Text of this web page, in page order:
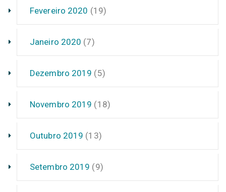
Fevereiro 2020 (19)
Janeiro 2020 (7)
Dezembro 2019 (5)
Novembro 2019 (18)
Outubro 2019 (13)
Setembro 2019 (9)